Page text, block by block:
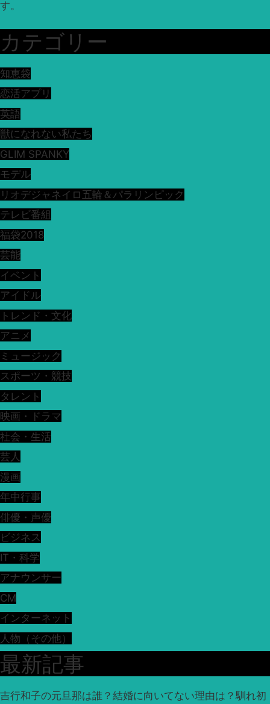
す。
カテゴリー
知恵袋
恋活アプリ
英語
獣になれない私たち
GLIM SPANKY
モデル
リオデジャネイロ五輪＆パラリンピック
テレビ番組
福袋2018
芸能
イベント
アイドル
トレンド・文化
アニメ
ミュージック
スポーツ・競技
タレント
映画・ドラマ
社会・生活
芸人
漫画
年中行事
俳優・声優
ビジネス
IT・科学
アナウンサー
CM
インターネット
人物（その他）
最新記事
吉行和子の元旦那は誰？結婚に向いてない理由は？馴れ初